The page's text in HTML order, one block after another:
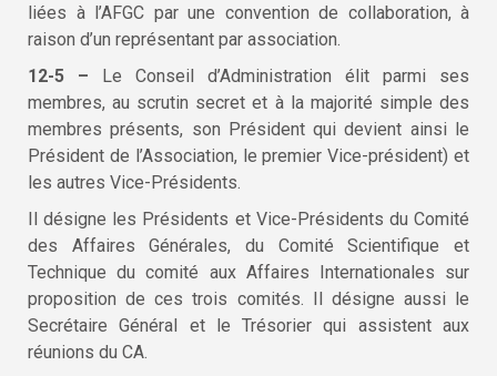
liées à l’AFGC par une convention de collaboration, à
raison d’un représentant par association.
12-5 – Le Conseil d’Administration élit parmi ses
membres, au scrutin secret et à la majorité simple des
membres présents, son Président qui devient ainsi le
Président de l’Association, le premier Vice-président) et
les autres Vice-Présidents.
Il désigne les Présidents et Vice-Présidents du Comité
des Affaires Générales, du Comité Scientifique et
Technique du comité aux Affaires Internationales sur
proposition de ces trois comités. Il désigne aussi le
Secrétaire Général et le Trésorier qui assistent aux
réunions du CA.